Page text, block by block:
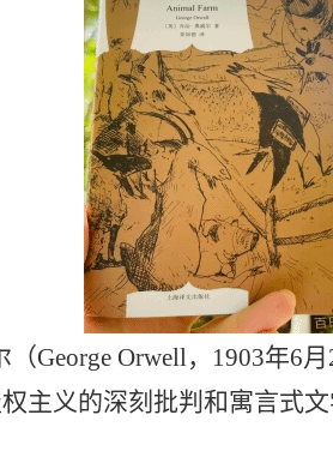
（George Orwell，1903年6
主义的深刻批判和寓言式